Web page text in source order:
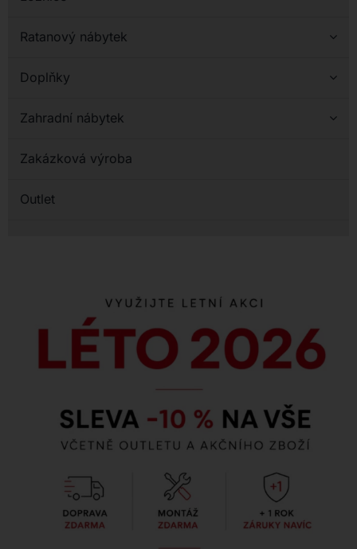
Ratanový nábytek
Doplňky
Zahradní nábytek
Zakázková výroba
Outlet